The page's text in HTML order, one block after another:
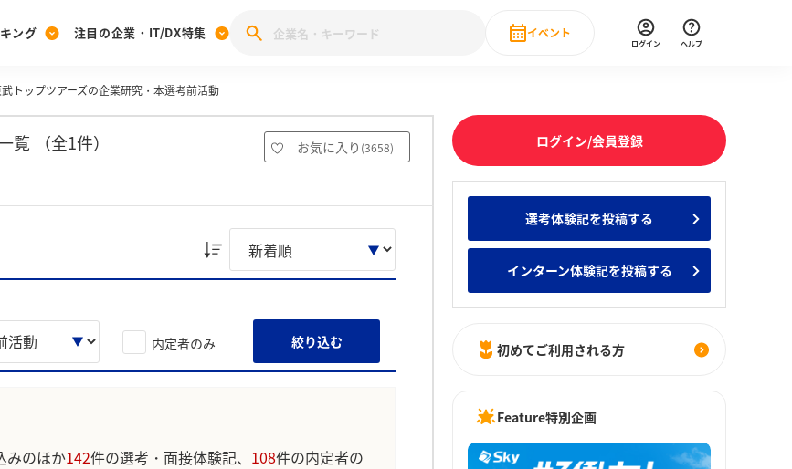
[27卒] 本選考体験記投稿キャンペーン
ング
みんなのDX企業就職ブランド調査
みんなの新卒就職人気企業ランキング みんなのインターン人気企業ランキ
注目の企業・IT/DX特集
28卒 IT・DX現場社員インタビュー
イベント
直近のイベント一覧
ログイン ヘルプ
トップツアーズの企業研究・本選考前活動
（全1件） お気に入り (3658)
内定者のみ 絞り込む
みのほか142件の選考・面接体験記、 108件の内定者の
ログイン/会員登録
選考体験記を投稿する
インターン体験記を投稿する
初めてご利用される方
Feature特別企画